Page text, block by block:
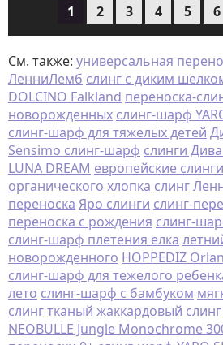
1 2 3 4 5 6
См. также: универсальная
ЛенниЛемб слинг с диким
DOLCINO Falkland переноска-
новорожденных слинг-шарф
слинг-шарф для тяжелых детей
Sensimo слинг-шарф слинги
LUNA DREAM европейские слинги
органического хлопка слинг
переноска Яро слинги слинг-
переноска с рождения слинг-
слинг-шарф плетения елка
новорожденного HOPPEDIZ
слинг-шарф для тежелого
лето слинг-шарф с бамбуком
слингтканый жаккардовый слинг
NEOBULLE Jungle Monochrome